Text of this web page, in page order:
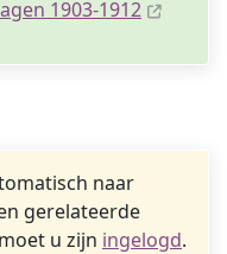
1903-1912
naar
gerelateerde
u zijn ingelogd.